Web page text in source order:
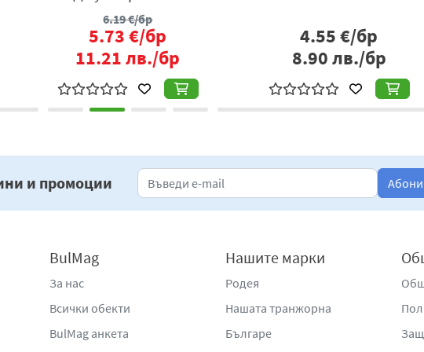
Есбиотрин 2.69 mg / 100 mg
на употреба:
Извадете една таблетка от опаковката и я поставете в процепа на
Включете изпарителя в електрическата мрежа (230 V), така че таблетката да
устройството.
Когато таблетката промени цвета си, тя трябва да се смени.
Замяната на таблетката с нова се извършва след изключване на изпарителя
Мийте ръцете си винаги след включване на изпарителя или смяна на
хора с алергични проблеми място.
Ако изпарителя се използва в затворено помещение, след изключването му
Не покривайте уреда с нищо по време на работа.
6.19€/бр
5.73€/бр
11.21лв./бр
4.55€/бр
8.90лв./бр
и промоции
BulMag
За нас
Всички обекти
BulMag анкета
Нашите марки
Родея
Нашата транжорна
Българе